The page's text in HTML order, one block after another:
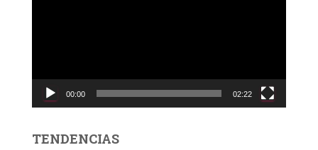
c
d
00:00 02:22
TENDENCIAS